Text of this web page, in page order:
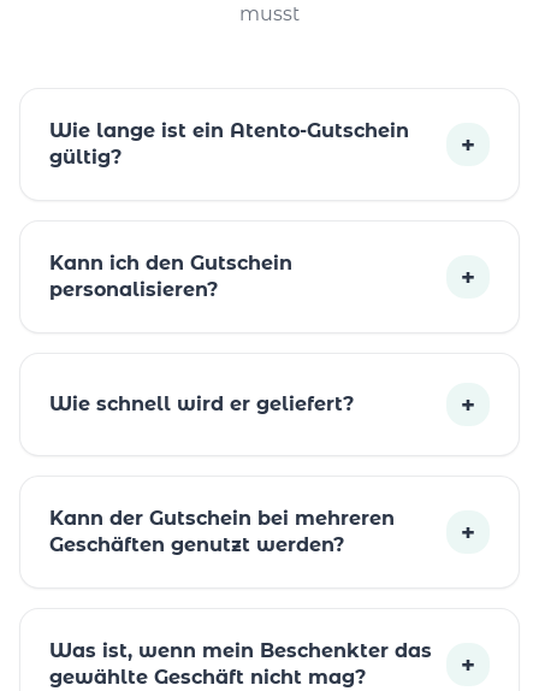
musst
Wie lange ist ein Atento-Gutschein
gültig?
+
Kann ich den Gutschein
personalisieren?
+
Wie schnell wird er geliefert? +
Kann der Gutschein bei mehreren
Geschäften genutzt werden?
+
Was ist, wenn mein Beschenkter das
gewählte Geschäft nicht mag?
+